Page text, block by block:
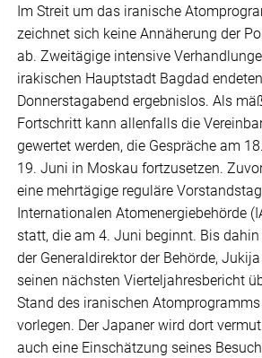
Im Streit um das iranische
zeichnet sich keine Annäherung der
ab. Zweitägige intensive
irakischen Hauptstadt Bagdad
Donnerstagabend ergebnislos. Als
Fortschritt kann allenfalls die
gewertet werden, die Gespräche am
19. Juni in Moskau fortzusetzen.
eine mehrtägige reguläre
Internationalen Atomenergiebehörde
statt, die am 4. Juni beginnt. Bis
der Generaldirektor der Behörde,
seinen nächsten Vierteljahresbericht
Stand des iranischen Atomprogramms
vorlegen. Der Japaner wird dort
auch eine Einschätzung seines